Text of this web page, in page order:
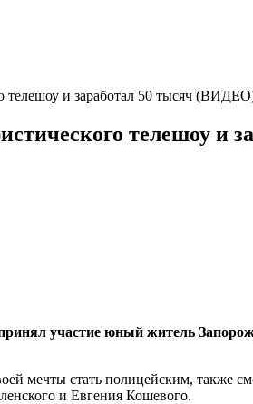
телешоу и заработал 50 тысяч
телешоу и
участие юный житель
мечты стать полицейским, также
и Евгения Кошевого.